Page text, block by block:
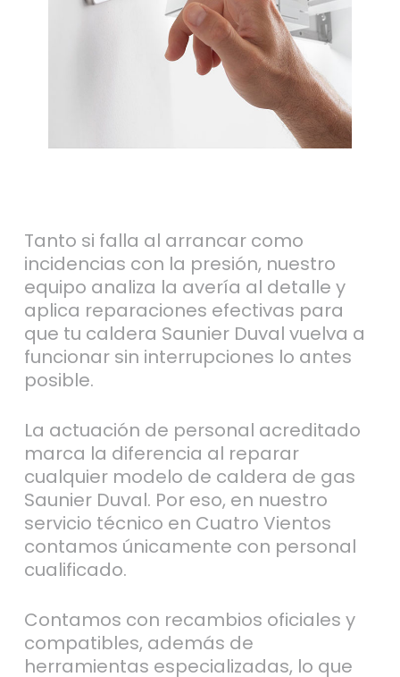
Tanto si falla al arrancar como
incidencias con la presión, nuestro
equipo analiza la avería al detalle y
aplica reparaciones efectivas para
que tu caldera Saunier Duval vuelva a
funcionar sin interrupciones lo antes
posible.
La actuación de personal acreditado
marca la diferencia al reparar
cualquier modelo de caldera de gas
Saunier Duval. Por eso, en nuestro
servicio técnico en Cuatro Vientos
contamos únicamente con personal
cualificado.
Contamos con recambios oficiales y
compatibles, además de
herramientas especializadas, lo que